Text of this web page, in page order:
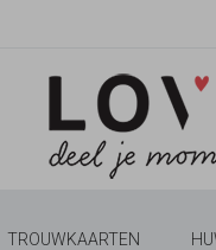
TROUWKAARTEN